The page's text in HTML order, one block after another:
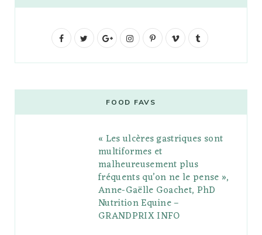
F
b
t
G
g
l
e
P
l
s
I
t
a
g
r
a
m
P
e
r
e
s
V
o
l
r
FOOD FAVS
« Les ulcères gastriques sont
multiformes et
malheureusement plus
fréquents qu’on ne le pense »,
Anne-Gaëlle Goachet, PhD
Nutrition Equine –
GRANDPRIX INFO